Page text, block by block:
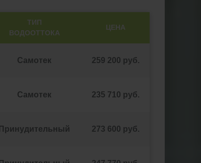
ТИП
ВОДООТТОКА
ЦЕНА
Самотек 259 200 руб.
Самотек 235 710 руб.
Принудительный 273 600 руб.